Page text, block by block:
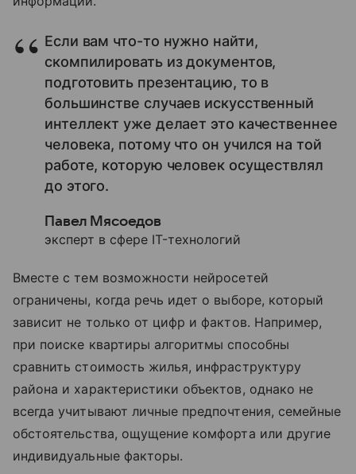
Если вам что-то нужно найти,
скомпилировать из документов,
подготовить презентацию, то в
большинстве случаев искусственный
интеллект уже делает это качественнее
человека, потому что он учился на той
работе, которую человек осуществлял
до этого.
Павел Мясоедов
эксперт в сфере IT-технологий
Вместе с тем возможности нейросетей
ограничены, когда речь идет о выборе, который
зависит не только от цифр и фактов. Например,
при поиске квартиры алгоритмы способны
сравнить стоимость жилья, инфраструктуру
района и характеристики объектов, однако не
всегда учитывают личные предпочтения, семейные
обстоятельства, ощущение комфорта или другие
индивидуальные факторы.